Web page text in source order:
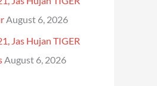
August 6, 2026
Jas Hujan TIGER
August 6, 2026